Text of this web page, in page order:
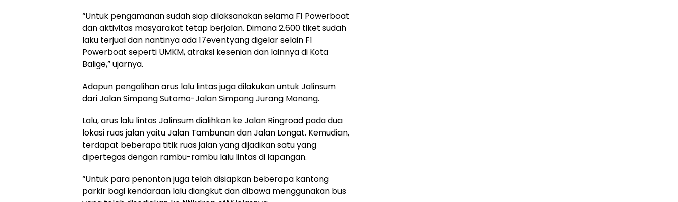
“Untuk pengamanan sudah siap dilaksanakan selama F1 Powerboat
dan aktivitas masyarakat tetap berjalan. Dimana 2.600 tiket sudah
laku terjual dan nantinya ada 17eventyang digelar selain F1
Powerboat seperti UMKM, atraksi kesenian dan lainnya di Kota
Balige,” ujarnya.
Adapun pengalihan arus lalu lintas juga dilakukan untuk Jalinsum
dari Jalan Simpang Sutomo-Jalan Simpang Jurang Monang.
Lalu, arus lalu lintas Jalinsum dialihkan ke Jalan Ringroad pada dua
lokasi ruas jalan yaitu Jalan Tambunan dan Jalan Longat. Kemudian,
terdapat beberapa titik ruas jalan yang dijadikan satu yang
dipertegas dengan rambu-rambu lalu lintas di lapangan.
“Untuk para penonton juga telah disiapkan beberapa kantong
parkir bagi kendaraan lalu diangkut dan dibawa menggunakan bus